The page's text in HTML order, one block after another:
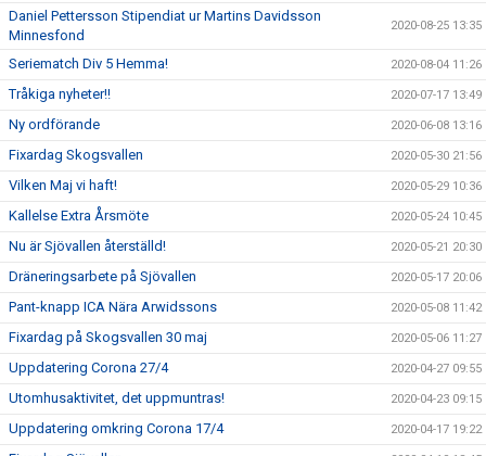
Daniel Pettersson Stipendiat ur Martins Davidsson
Minnesfond
2020-08-25 13:35
Seriematch Div 5 Hemma! 2020-08-04 11:26
Tråkiga nyheter!! 2020-07-17 13:49
Ny ordförande 2020-06-08 13:16
Fixardag Skogsvallen 2020-05-30 21:56
Vilken Maj vi haft! 2020-05-29 10:36
Kallelse Extra Årsmöte 2020-05-24 10:45
Nu är Sjövallen återställd! 2020-05-21 20:30
Dräneringsarbete på Sjövallen 2020-05-17 20:06
Pant-knapp ICA Nära Arwidssons 2020-05-08 11:42
Fixardag på Skogsvallen 30 maj 2020-05-06 11:27
Uppdatering Corona 27/4 2020-04-27 09:55
Utomhusaktivitet, det uppmuntras! 2020-04-23 09:15
Uppdatering omkring Corona 17/4 2020-04-17 19:22